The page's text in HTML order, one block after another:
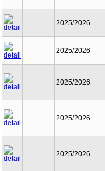
2025/2026
2025/2026
2025/2026
2025/2026
2025/2026